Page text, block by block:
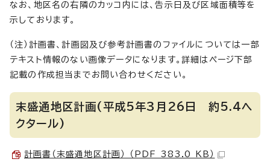
なお、地区名の右隣のカッコ内には、告示日及び区域面積等を
示しております。
（注）計画書、計画図及び参考計画書のファイルについては一部
テキスト情報のない画像データになります。詳細はページ下部
記載の作成担当までお問い合わせください。
末盛通地区計画(平成5年3月26日 約5.4ヘ
クタール)
計画書（末盛通地区計画） （PDF 383.0 KB）